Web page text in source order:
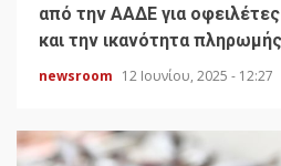
από την ΑΑΔΕ για
και την ικανότητα πληρωμής
newsroom 12 Ιουνίου, 2025 - 12:27